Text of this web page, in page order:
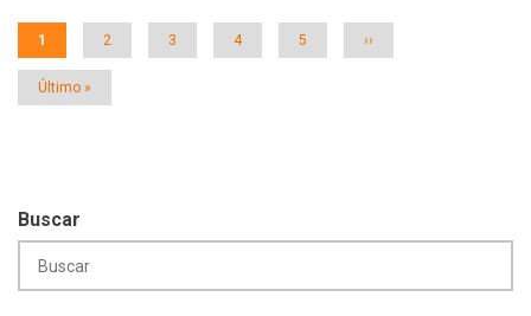
Página
actual
1 Página
2 Página
3 Página
4 Página
5
Siguiente
página
››
Última
página
Último »
Buscar